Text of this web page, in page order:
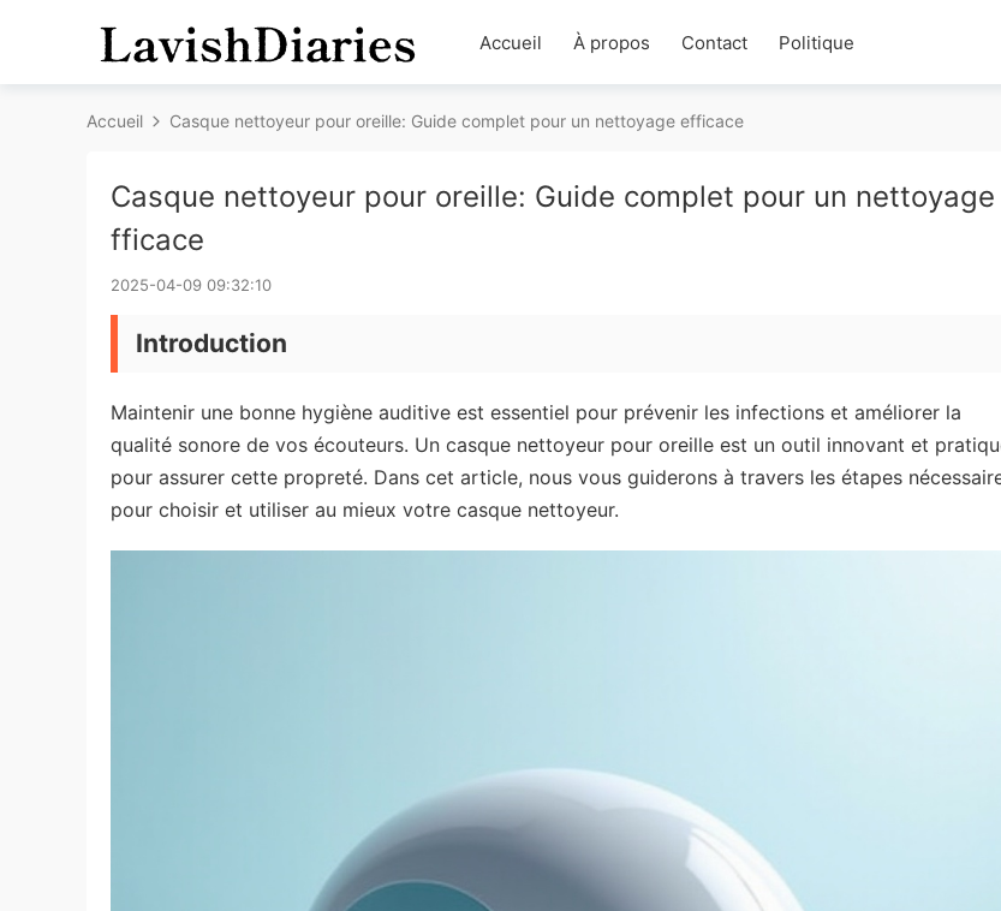
Accueil À propos Contact Politique
Accueil Casque nettoyeur pour oreille: Guide complet pour un nettoyage efficace
Casque nettoyeur pour oreille: Guide complet pour un nettoyage
fficace
2025-04-09 09:32:10
Introduction
Maintenir une bonne hygiène auditive est essentiel pour prévenir les infections et améliorer la
qualité sonore de vos écouteurs. Un casque nettoyeur pour oreille est un outil innovant et
pour assurer cette propreté. Dans cet article, nous vous guiderons à travers les étapes
pour choisir et utiliser au mieux votre casque nettoyeur.